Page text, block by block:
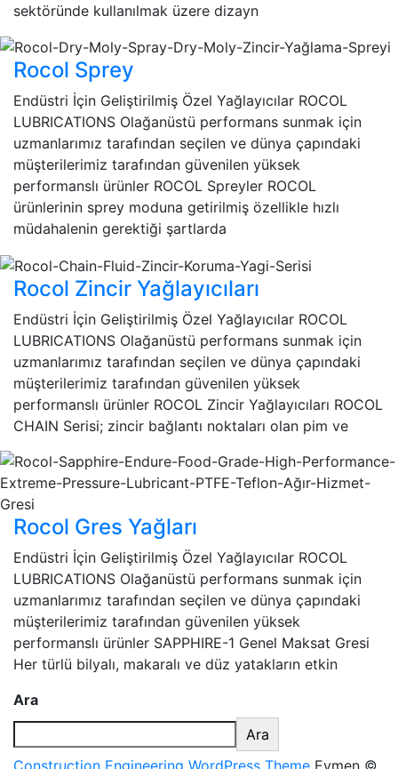
sektöründe kullanılmak üzere dizayn
Rocol Sprey
Endüstri İçin Geliştirilmiş Özel Yağlayıcılar ROCOL
LUBRICATIONS Olağanüstü performans sunmak için
uzmanlarımız tarafından seçilen ve dünya çapındaki
müşterilerimiz tarafından güvenilen yüksek
performanslı ürünler ROCOL Spreyler ROCOL
ürünlerinin sprey moduna getirilmiş özellikle hızlı
müdahalenin gerektiği şartlarda
Rocol Zincir Yağlayıcıları
Endüstri İçin Geliştirilmiş Özel Yağlayıcılar ROCOL
LUBRICATIONS Olağanüstü performans sunmak için
uzmanlarımız tarafından seçilen ve dünya çapındaki
müşterilerimiz tarafından güvenilen yüksek
performanslı ürünler ROCOL Zincir Yağlayıcıları ROCOL
CHAIN Serisi; zincir bağlantı noktaları olan pim ve
Rocol Gres Yağları
Endüstri İçin Geliştirilmiş Özel Yağlayıcılar ROCOL
LUBRICATIONS Olağanüstü performans sunmak için
uzmanlarımız tarafından seçilen ve dünya çapındaki
müşterilerimiz tarafından güvenilen yüksek
performanslı ürünler SAPPHIRE-1 Genel Maksat Gresi
Her türlü bilyalı, makaralı ve düz yatakların etkin
Ara
Ara
Construction Engineering WordPress Theme Eymen ©